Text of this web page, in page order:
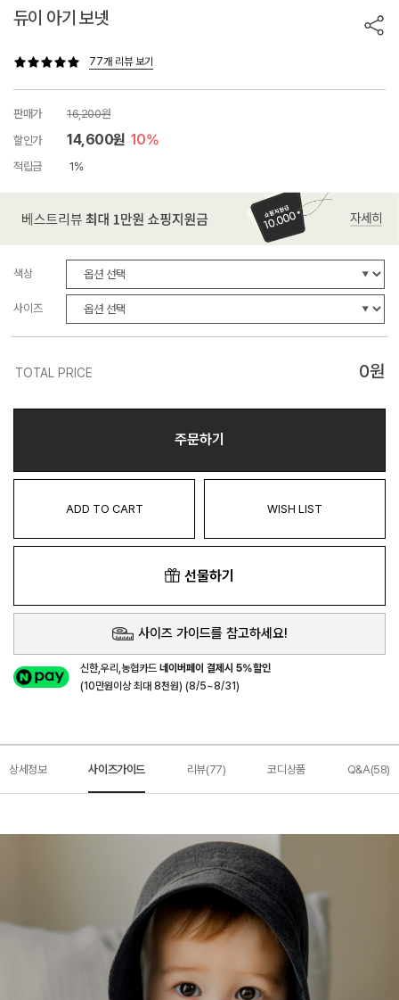
듀이 아기 보넷
77개 리뷰 보기
판매가
16,200원
할인가
14,600원 10%
적립금 1%
색상
사이즈
TOTAL PRICE 0원
주문하기
ADD TO CART WISH LIST
선물하기
사이즈 가이드를 참고하세요!
신한,우리,농협카드네이버페이 결제시 5%할인
(10만원이상 최대 8천원) (8/5~8/31)
상세정보 사이즈가이드 리뷰(77) 코디상품 Q&A(58)